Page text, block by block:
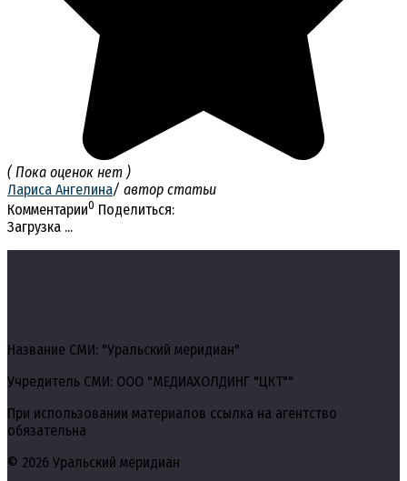
( Пока оценок нет )
Лариса Ангелина/ автор статьи
Комментарии0 Поделиться:
Загрузка ...
Название СМИ: "Уральский меридиан"
Учредитель СМИ: ООО "МЕДИАХОЛДИНГ "ЦКТ""
При использовании материалов ссылка на агентство
обязательна
© 2026 Уральский меридиан